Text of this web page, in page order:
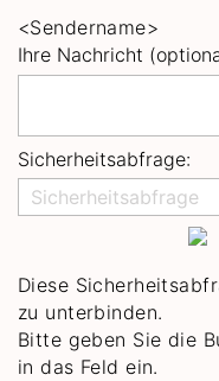
<Sendername>
Ihre Nachricht
Sicherheitsabfrage:
Diese
zu unterbinden.
Bitte geben Sie die
in das Feld ein.